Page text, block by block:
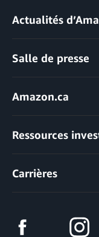
Actualités
Salle de presse
Amazon.ca
Ressources
Carrières